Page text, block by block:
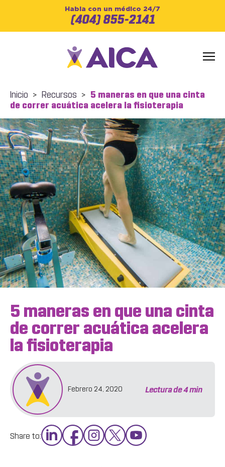
Habla con un médico 24/7
(404) 855-2141
Inicio > Recursos > 5 maneras en que una cinta
de correr acuática acelera la fisioterapia
5 maneras en que una cinta
de correr acuática acelera
la fisioterapia
Febrero 24, 2020 Lectura de4min
Share to: